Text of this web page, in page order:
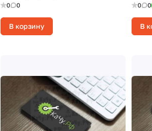
0 0
В корзину
0 0
В